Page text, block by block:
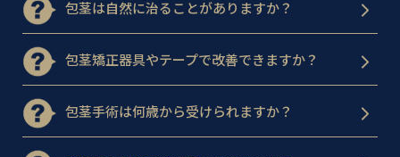
包茎は自然に治ることがありますか？
包茎矯正器具やテープで改善できますか？
包茎手術は何歳から受けられますか？